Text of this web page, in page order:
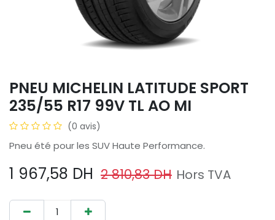
PNEU MICHELIN LATITUDE SPORT
235/55 R17 99V TL AO MI
(0 avis)
Pneu été pour les SUV Haute Performance.
1 967,58 DH 2 810,83DH Hors TVA